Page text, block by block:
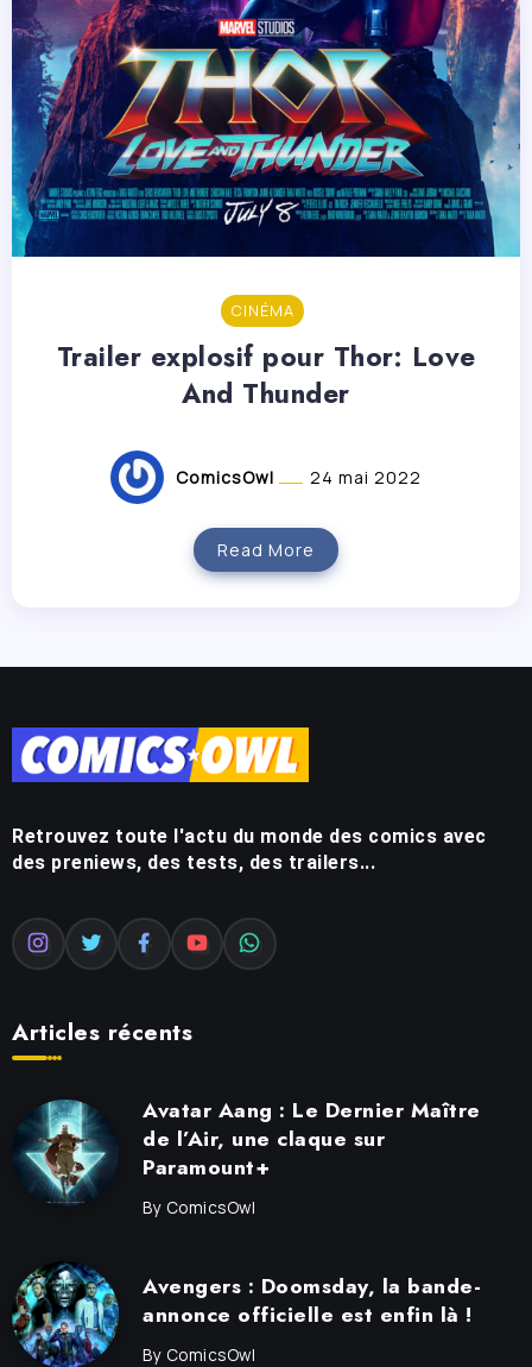
CINÉMA
Trailer explosif pour Thor: Love
And Thunder
ComicsOwl 24 mai 2022
Read More
Retrouvez toute l'actu du monde des comics avec
des preniews, des tests, des trailers...
Articles récents
Avatar Aang : Le Dernier Maître
de l’Air, une claque sur
Paramount+
By ComicsOwl
Avengers : Doomsday, la bande-
annonce officielle est enfin là !
By ComicsOwl